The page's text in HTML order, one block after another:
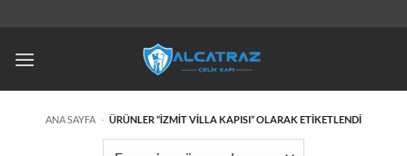
ANA SAYFA - ÜRÜNLER “İZMIT VILLA KAPISI” OLARAK ETIKETLENDI